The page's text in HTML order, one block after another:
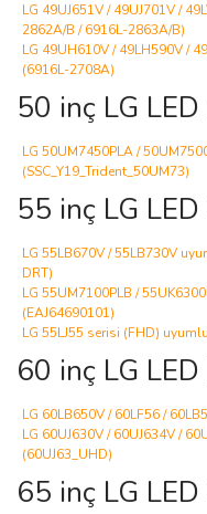
LG 49UJ651V / 49UJ701V /
2862A/B / 6916L-2863A/B)
LG 49UH610V / 49LH590V /
(6916L-2708A)
50 inç LG LED
LG 50UM7450PLA /
(SSC_Y19_Trident_50UM73)
55 inç LG LED
LG 55LB670V / 55LB730V
DRT)
LG 55UM7100PLB /
(EAJ64690101)
LG 55LJ55 serisi (FHD)
60 inç LG LED
LG 60LB650V / 60LF56 /
LG 60UJ630V / 60UJ634V /
(60UJ63_UHD)
65 inç LG LED